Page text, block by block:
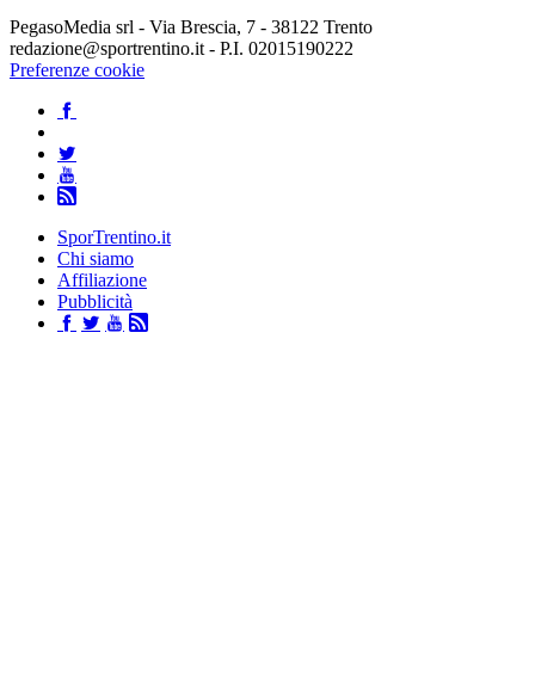
PegasoMedia srl - Via Brescia, 7 - 38122 Trento
redazione@sportrentino.it - P.I. 02015190222
Preferenze cookie
SporTrentino.it
Chi siamo
Affiliazione
Pubblicità